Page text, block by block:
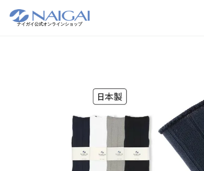
ナイガイ公式オンラインショップ